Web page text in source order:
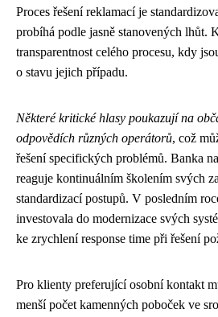
Proces řešení reklamací je
probíhá podle jasně stanovených lhůt.
transparentnost celého procesu, kdy
o stavu jejich případu.
Některé kritické hlasy poukazují na
odpovědích různých operátorů, což
řešení specifických problémů. Banka
reaguje kontinuálním školením svých
standardizací postupů. V posledním
investovala do modernizace svých
ke zrychlení response time při řešení
Pro klienty preferující osobní kontakt
menší počet kamenných poboček ve